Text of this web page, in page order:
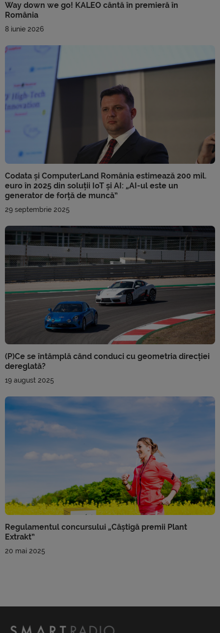
Way down we go! KALEO cântă în premieră în
România
8 iunie 2026
Codata și ComputerLand România estimează 200 mil.
euro în 2025 din soluții IoT și AI: „AI-ul este un
generator de forță de muncă”
29 septembrie 2025
(P)Ce se întâmplă când conduci cu geometria direcției
dereglată?
19 august 2025
Regulamentul concursului „Câștigă premii Plant
Extrakt”
20 mai 2025